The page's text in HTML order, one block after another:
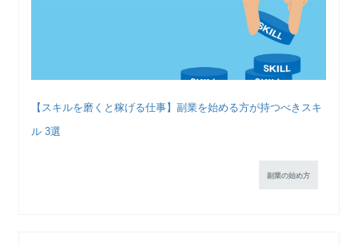
【スキルを磨くと稼げる仕事】副業を始める方が持つべきスキ
ル 3選
副業の始め方